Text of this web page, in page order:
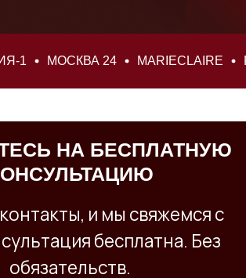
24 MARIECLAIRE РИАМО